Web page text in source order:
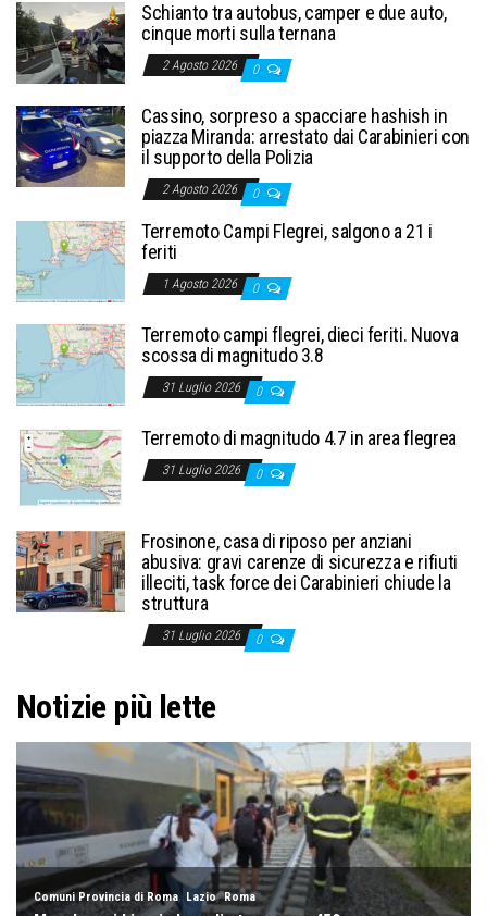
Schianto tra autobus, camper e due auto,
cinque morti sulla ternana
2 Agosto 2026 0
Cassino, sorpreso a spacciare hashish in
piazza Miranda: arrestato dai Carabinieri con
il supporto della Polizia
2 Agosto 2026 0
Terremoto Campi Flegrei, salgono a 21 i
feriti
1 Agosto 2026 0
Terremoto campi flegrei, dieci feriti. Nuova
scossa di magnitudo 3.8
31 Luglio 2026 0
Terremoto di magnitudo 4.7 in area flegrea
31 Luglio 2026 0
Frosinone, casa di riposo per anziani
abusiva: gravi carenze di sicurezza e rifiuti
illeciti, task force dei Carabinieri chiude la
struttura
31 Luglio 2026 0
Notizie più lette